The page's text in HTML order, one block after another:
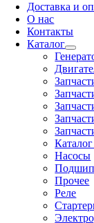
Доставка и
О нас
Контакты
Каталог
Каталог
Насосы
Прочее
Реле